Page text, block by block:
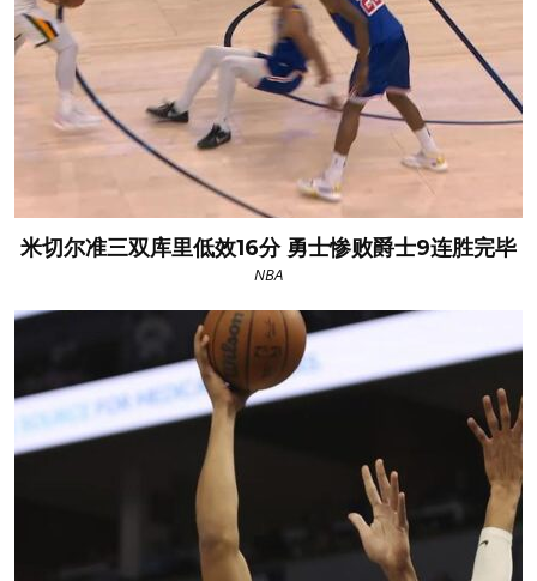
米切尔准三双库里低效16分 勇士惨败爵士9连胜完毕
NBA